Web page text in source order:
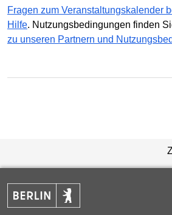
Fragen zum Veranstaltungskalender
Hilfe. Nutzungsbedingungen finden
zu unseren Partnern und